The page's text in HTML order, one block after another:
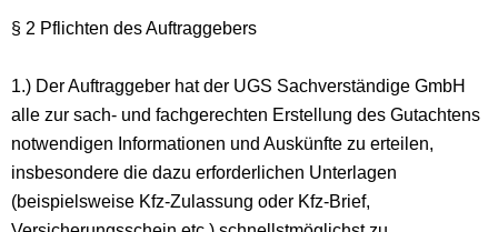
§ 2 Pflichten des Auftraggebers
1.) Der Auftraggeber hat der UGS Sachverständige GmbH
alle zur sach- und fachgerechten Erstellung des Gutachtens
notwendigen Informationen und Auskünfte zu erteilen,
insbesondere die dazu erforderlichen Unterlagen
(beispielsweise Kfz-Zulassung oder Kfz-Brief,